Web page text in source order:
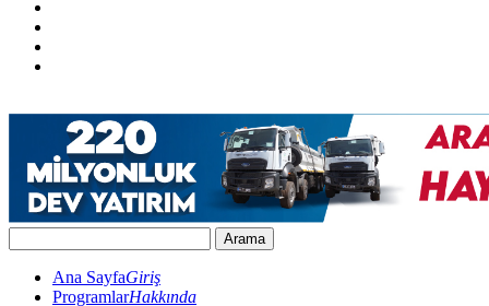
Ana SayfaGiriş
ProgramlarHakkında